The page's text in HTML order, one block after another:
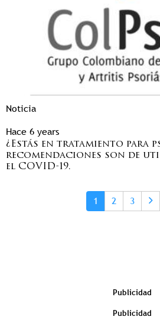
Noticia
Hace 6 years
¿Estás en tratamiento para
recomendaciones son de
el COVID-19.
Página actual
1 Page
2 Page
3
Publicidad
Publicidad